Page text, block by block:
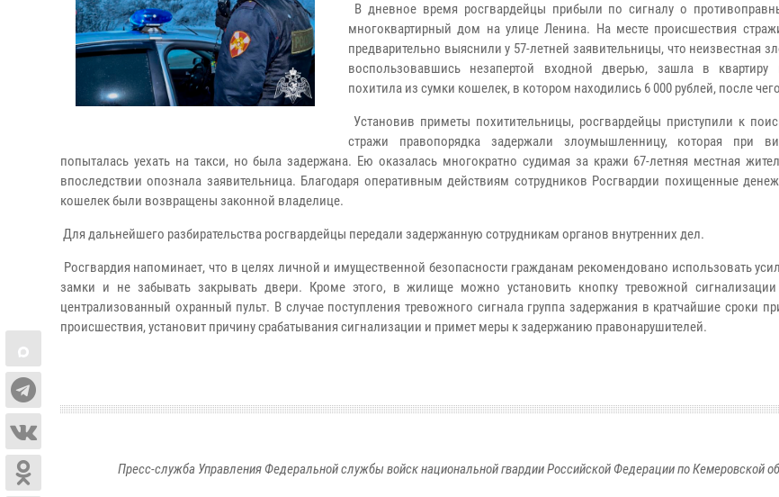
В дневное время росгвардейцы прибыли по сигналу о
многоквартирный дом на улице Ленина. На месте происшествия
предварительно выяснили у 57-летней заявительницы, что неизвестная
воспользовавшись незапертой входной дверью, зашла в квартиру
похитила из сумки кошелек, в котором находились 6 000 рублей, после
Установив приметы похитительницы, росгвардейцы приступили к
стражи правопорядка задержали злоумышленницу, которая при
попыталась уехать на такси, но была задержана. Ею оказалась многократно судимая за кражи 67-летняя местная
впоследствии опознала заявительница. Благодаря оперативным действиям сотрудников Росгвардии похищенные
кошелек были возвращены законной владелице.
Для дальнейшего разбирательства росгвардейцы передали задержанную сотрудникам органов внутренних дел.
Росгвардия напоминает, что в целях личной и имущественной безопасности гражданам рекомендовано использовать
замки и не забывать закрывать двери. Кроме этого, в жилище можно установить кнопку тревожной
централизованный охранный пульт. В случае поступления тревожного сигнала группа задержания в кратчайшие сроки
происшествия, установит причину срабатывания сигнализации и примет меры к задержанию правонарушителей.
Пресс-служба Управления Федеральной службы войск национальной гвардии Российской Федерации по Кемеровской